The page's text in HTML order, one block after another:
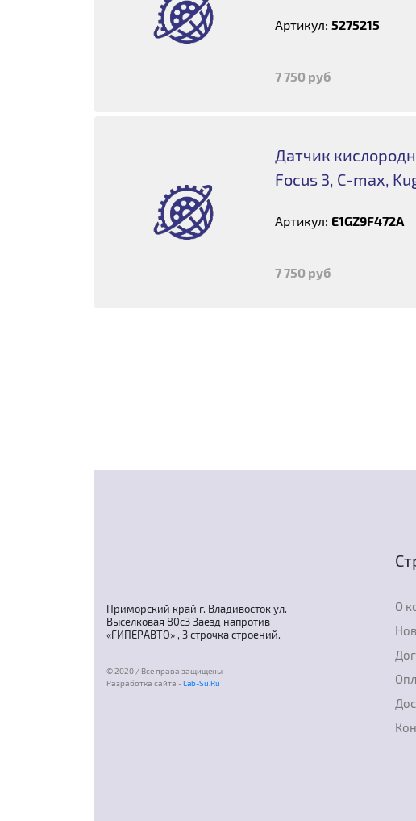
Артикул: 5275215
7 750 руб
Датчик
Focus 3, C-max,
Артикул: E1GZ9F472A
7 750 руб
Приморский край г. Владивосток ул.
Выселковая 80с3 Заезд напротив
«ГИПЕРАВТО» , 3 строчка строений.
© 2020 / Все права защищены
Разработка сайта -Lab-Su.Ru
О